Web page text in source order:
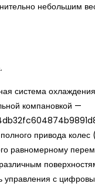
небольшим
система
компановкой —
привода
равномерному
с